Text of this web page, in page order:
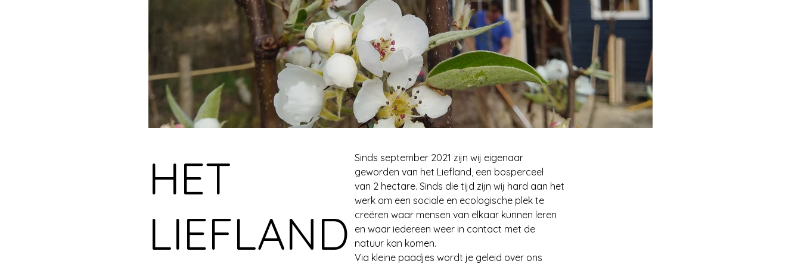
IMG_20220329_171445.jpg
HET
LIEFLAND
Sinds september 2021 zijn wij eigenaar
geworden van het Liefland, een bosperceel
van 2 hectare. Sinds die tijd zijn wij hard aan het
werk om een sociale en ecologische plek te
creëren waar mensen van elkaar kunnen leren
en waar iedereen weer in contact met de
natuur kan komen.
Via kleine paadjes wordt je geleid over ons